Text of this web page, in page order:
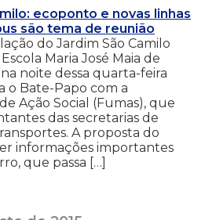
ecoponto e novas linhas
são tema de reunião
do Jardim São Camilo
Maria José Maia de
noite dessa quarta-feira
o Bate-Papo com a
Ação Social (Fumas), que
das secretarias de
A proposta do
informações importantes
que passa […]